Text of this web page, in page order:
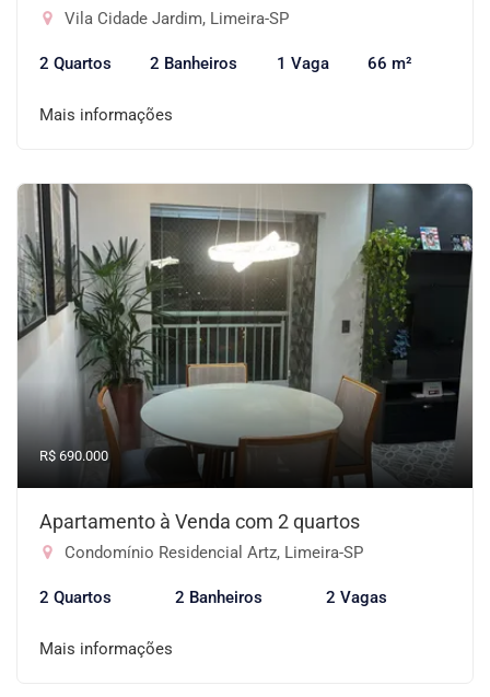
Vila Cidade Jardim, Limeira-SP
2 Quartos 2 Banheiros 1 Vaga 66 m²
Mais informações
R$ 690.000
Apartamento à Venda com 2 quartos
Condomínio Residencial Artz, Limeira-SP
2 Quartos 2 Banheiros 2 Vagas
Mais informações